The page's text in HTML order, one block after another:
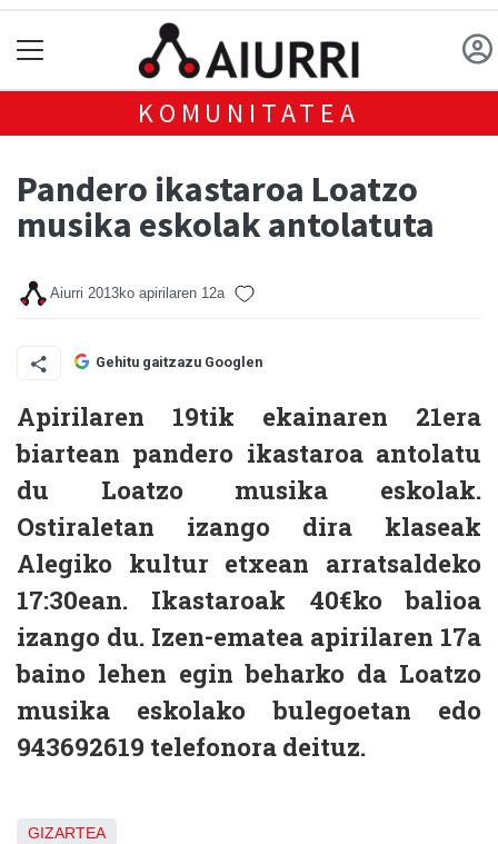
KOMUNITATEA
Pandero ikastaroa Loatzo
musika eskolak antolatuta
Aiurri 2013ko apirilaren 12a
Gehitu gaitzazu Googlen
Apirilaren 19tik ekainaren 21era
biartean pandero ikastaroa antolatu
du Loatzo musika eskolak.
Ostiraletan izango dira klaseak
Alegiko kultur etxean arratsaldeko
17:30ean. Ikastaroak 40€ko balioa
izango du. Izen-ematea apirilaren 17a
baino lehen egin beharko da Loatzo
musika eskolako bulegoetan edo
943692619 telefonora deituz.
GIZARTEA